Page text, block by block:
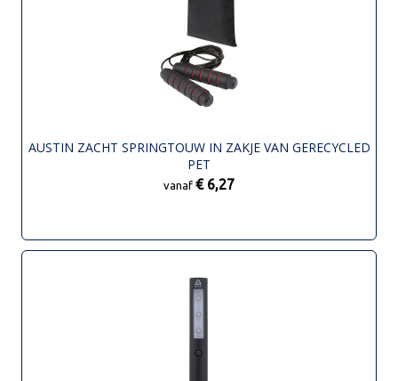
AUSTIN ZACHT SPRINGTOUW IN ZAKJE VAN GERECYCLED
PET
vanaf € 6,27